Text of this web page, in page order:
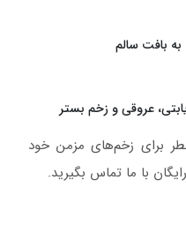
بافت سالم
عروقی و زخم بستر
برای زخم‌های مزمن خود
با ما تماس بگیرید.